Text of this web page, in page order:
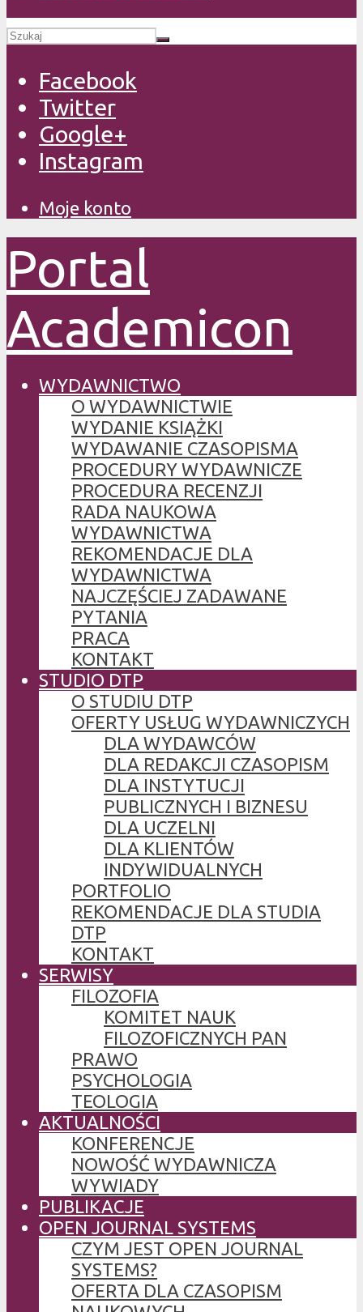
Facebook
Twitter
Google+
Instagram
Moje konto
Portal
Academicon
WYDAWNICTWO
O WYDAWNICTWIE
WYDANIE KSIĄŻKI
WYDAWANIE CZASOPISMA
PROCEDURY WYDAWNICZE
PROCEDURA RECENZJI
RADA NAUKOWA
WYDAWNICTWA
REKOMENDACJE DLA
WYDAWNICTWA
NAJCZĘŚCIEJ ZADAWANE
PYTANIA
PRACA
KONTAKT
STUDIO DTP
O STUDIU DTP
OFERTY USŁUG WYDAWNICZYCH
DLA WYDAWCÓW
DLA REDAKCJI CZASOPISM
DLA INSTYTUCJI
PUBLICZNYCH I BIZNESU
DLA UCZELNI
DLA KLIENTÓW
INDYWIDUALNYCH
PORTFOLIO
REKOMENDACJE DLA STUDIA
DTP
KONTAKT
SERWISY
FILOZOFIA
KOMITET NAUK
FILOZOFICZNYCH PAN
PRAWO
PSYCHOLOGIA
TEOLOGIA
AKTUALNOŚCI
KONFERENCJE
NOWOŚĆ WYDAWNICZA
WYWIADY
PUBLIKACJE
OPEN JOURNAL SYSTEMS
CZYM JEST OPEN JOURNAL
SYSTEMS?
OFERTA DLA CZASOPISM